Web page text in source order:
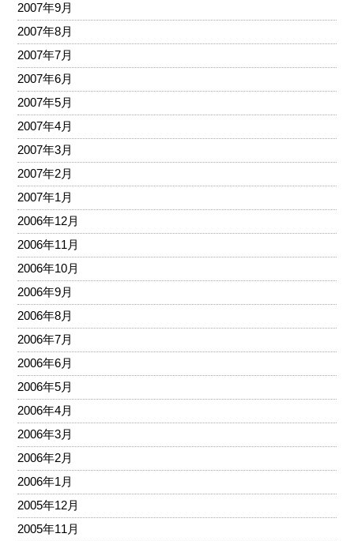
2007年9月
2007年8月
2007年7月
2007年6月
2007年5月
2007年4月
2007年3月
2007年2月
2007年1月
2006年12月
2006年11月
2006年10月
2006年9月
2006年8月
2006年7月
2006年6月
2006年5月
2006年4月
2006年3月
2006年2月
2006年1月
2005年12月
2005年11月